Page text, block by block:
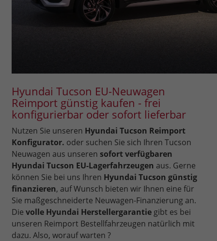
Hyundai Tucson EU-Neuwagen
Reimport günstig kaufen - frei
konfigurierbar oder sofort lieferbar
Nutzen Sie unseren Hyundai Tucson Reimport
Konfigurator. oder suchen Sie sich Ihren Tucson
Neuwagen aus unseren sofort verfügbaren
Hyundai Tucson EU-Lagerfahrzeugen aus. Gerne
können Sie bei uns Ihren Hyundai Tucson günstig
finanzieren, auf Wunsch bieten wir Ihnen eine für
Sie maßgeschneiderte Neuwagen-Finanzierung an.
Die volle Hyundai Herstellergarantie gibt es bei
unseren Reimport Bestellfahrzeugen natürlich mit
dazu. Also, worauf warten ?